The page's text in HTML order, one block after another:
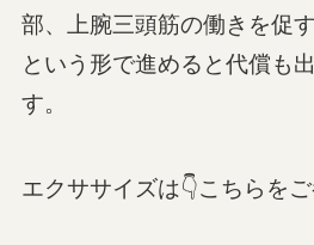
部、上腕三頭筋の働きを促す
という形で進めると代償も
す。
エクササイズは👇こちらをご